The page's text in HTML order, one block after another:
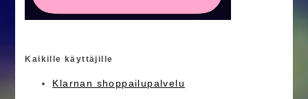
Kaikille käyttäjille
Klarnan shoppailupalvelu